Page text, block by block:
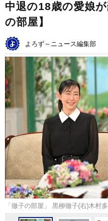
中退の18歳の愛娘
の部屋】
よろず～ニュース編集部
「徹子の部屋」 黒柳徹子(右)木村